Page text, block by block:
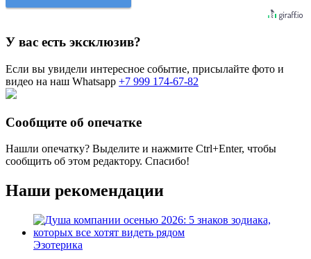
У вас есть эксклюзив?
Если вы увидели интересное событие, присылайте фото и
видео на наш Whatsapp +7 999 174-67-82
Сообщите об опечатке
Нашли опечатку? Выделите и нажмите Ctrl+Enter, чтобы
сообщить об этом редактору. Спасибо!
Наши рекомендации
Эзотерика